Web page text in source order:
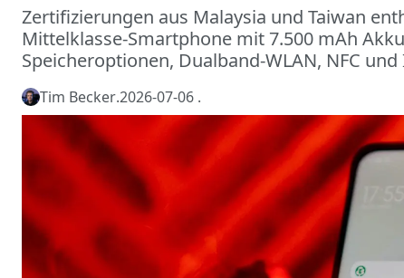
Zertifizierungen aus Malaysia und Taiwan
Mittelklasse-Smartphone mit 7.500 mAh
Speicheroptionen, Dualband-WLAN, NFC und
Tim Becker.2026-07-06 .